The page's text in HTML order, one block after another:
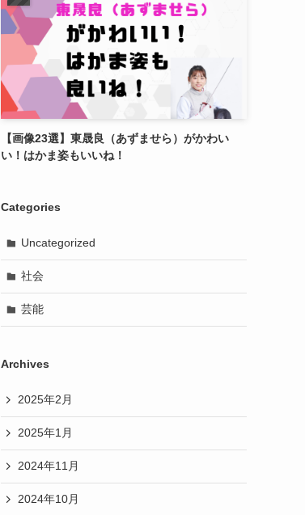
【画像23選】東晟良（あずませら）がかわい
い！はかま姿もいいね！
Categories
Uncategorized
社会
芸能
Archives
2025年2月
2025年1月
2024年11月
2024年10月